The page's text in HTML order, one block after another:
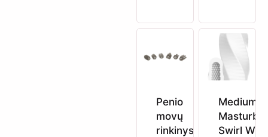
Penio
movų
rinkinys
Medium
Swirl